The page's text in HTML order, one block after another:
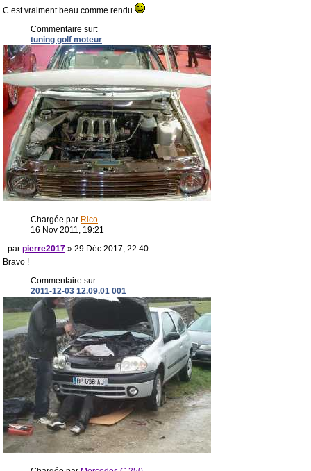
C est vraiment beau comme rendu
....
Commentaire sur:
tuning golf moteur
Chargée par Rico
16 Nov 2011, 19:21
par pierre2017 » 29 Déc 2017, 22:40
Bravo !
Commentaire sur:
2011-12-03 12.09.01 001